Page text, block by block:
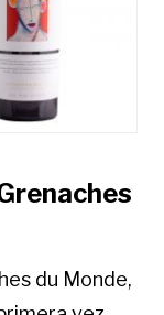
du Monde,